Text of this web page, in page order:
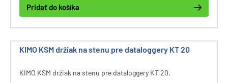
Pridať do košíka
KIMO KSM držiak na stenu pre dataloggery KT 20
KIMO KSM držiak na stenu pre dataloggery KT 20.